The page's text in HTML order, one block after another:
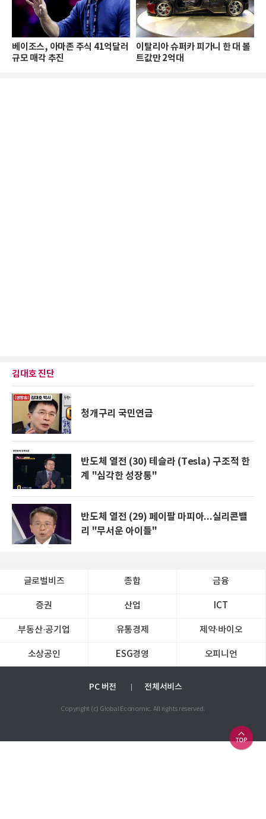
베이조스, 아마존 주식 41억달러
규모 매각 추진
이탈리아 슈퍼카 피가니 한 대 볼
트값만 2억대
김대호 진단
청개구리 국민연금
반도체 열전 (30) 테슬라 (Tesla) 구조적 한
계 "심각한 성장통"
반도체 열전 (29) 페이팔 마피아...실리콘밸
리 "무서운 아이들"
글로벌비즈 종합 금융
증권 산업 ICT
부동산·공기업 유통경제 제약∙바이오
소상공인 ESG경영 오피니언
PC 버전 전체서비스
Copyright (c) Global Economic. All rights reserved.